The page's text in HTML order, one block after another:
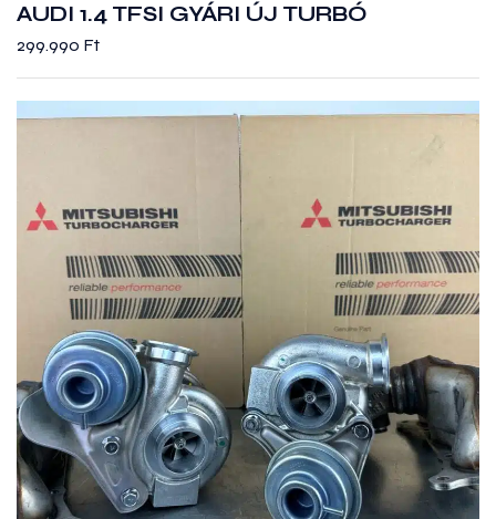
AUDI 1.4 TFSI GYÁRI ÚJ TURBÓ
299.990 Ft